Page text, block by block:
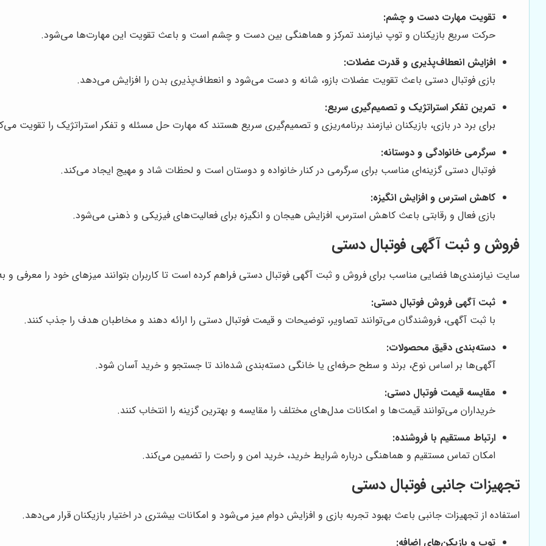
تقویت مهارت دست و چشم:
حرکت سریع بازیکنان و توپ نیازمند تمرکز و هماهنگی بین دست و چشم است و باعث تقویت این مهارت‌ها می‌شود.
افزایش انعطاف‌پذیری و قدرت عضلات:
بازی فوتبال دستی باعث تقویت عضلات بازو، شانه و دست می‌شود و انعطاف‌پذیری بدن را افزایش می‌دهد.
تمرین تفکر استراتژیک و تصمیم‌گیری سریع:
برای برد در بازی، بازیکنان نیازمند برنامه‌ریزی و تصمیم‌گیری سریع هستند که مهارت حل مسئله و تفکر استراتژیک را تقویت
سرگرمی خانوادگی و دوستانه:
فوتبال دستی گزینه‌ای مناسب برای سرگرمی در کنار خانواده و دوستان است و لحظات شاد و مهیج ایجاد می‌کند.
کاهش استرس و افزایش انگیزه:
بازی فعال و رقابتی باعث کاهش استرس، افزایش هیجان و انگیزه برای فعالیت‌های فیزیکی و ذهنی می‌شود.
فروش و ثبت آگهی فوتبال دستی
سایت نیازمندی‌ها فضایی مناسب برای فروش و ثبت آگهی فوتبال دستی فراهم کرده است تا کاربران بتوانند میزهای خود را معرفی و
ثبت آگهی فروش فوتبال دستی:
با ثبت آگهی، فروشندگان می‌توانند تصاویر، توضیحات و قیمت فوتبال دستی را ارائه دهند و مخاطبان هدف را جذب کنند.
دسته‌بندی دقیق محصولات:
آگهی‌ها بر اساس نوع، برند و سطح حرفه‌ای یا خانگی دسته‌بندی شده‌اند تا جستجو و خرید آسان شود.
مقایسه قیمت فوتبال دستی:
خریداران می‌توانند قیمت‌ها و امکانات مدل‌های مختلف را مقایسه و بهترین گزینه را انتخاب کنند.
ارتباط مستقیم با فروشنده:
امکان تماس مستقیم و هماهنگی درباره شرایط خرید، خرید امن و راحت را تضمین می‌کند.
تجهیزات جانبی فوتبال دستی
استفاده از تجهیزات جانبی باعث بهبود تجربه بازی و افزایش دوام میز می‌شود و امکانات بیشتری در اختیار بازیکنان قرار می‌دهد.
توپ و بازیکن‌های اضافه: